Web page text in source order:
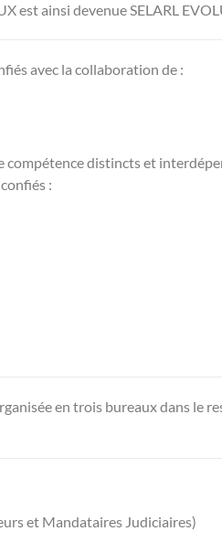
est ainsi devenue SELARL
avec la collaboration de :
compétence distincts et
:
en trois bureaux dans le
et Mandataires Judiciaires)